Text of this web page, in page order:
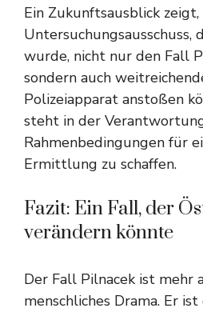
Ein Zukunftsausblick zeigt,
wurde, nicht nur den Fall
sondern auch
Polizeiapparat anstoßen
steht in der
Rahmenbedingungen für
Ermittlung zu schaffen.
Fazit: Ein Fall, der
verändern könnte
Der Fall Pilnacek ist mehr
menschliches Drama. Er